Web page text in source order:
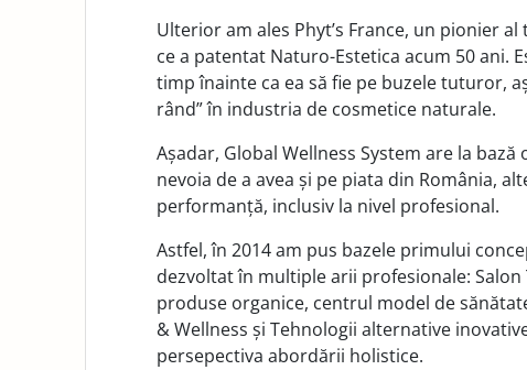
Ulterior am ales Phyt’s France, un pionier
ce a patentat Naturo-Estetica acum 50 ani.
timp înainte ca ea să fie pe buzele tuturor,
rând” în industria de cosmetice naturale.
Așadar, Global Wellness System are la
nevoia de a avea și pe piata din România,
performanță, inclusiv la nivel profesional.
Astfel, în 2014 am pus bazele primului
dezvoltat în multiple arii profesionale: Salon
produse organice, centrul model de
& Wellness și Tehnologii alternative
persepectiva abordării holistice.